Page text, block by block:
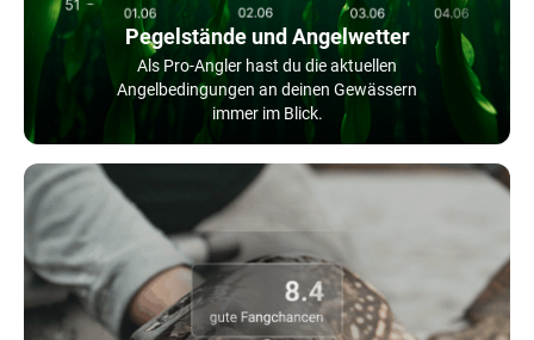
Pegelstände und Angelwetter
Als Pro-Angler hast du die aktuellen
Angelbedingungen an deinen Gewässern
immer im Blick.